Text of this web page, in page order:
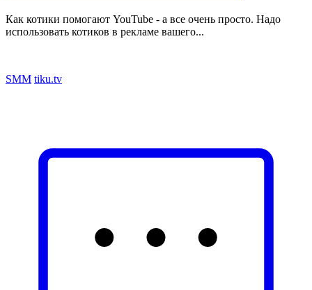
Как котики помогают YouTube - а все очень просто. Надо
использовать котиков в рекламе вашего...
SMM tiku.tv